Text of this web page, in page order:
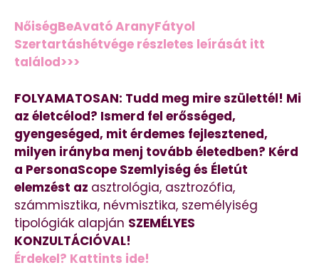
NőiségBeAvató AranyFátyol
Szertartáshétvége részletes leírását itt
találod>>>
FOLYAMATOSAN: Tudd meg mire születtél! Mi
az életcélod? Ismerd fel erősséged,
gyengeséged, mit érdemes fejlesztened,
milyen irányba menj tovább életedben? Kérd
a PersonaScope Szemlyiség és Életút
elemzést az asztrológia, asztrozófia,
számmisztika, névmisztika, személyiség
tipológiák alapján SZEMÉLYES
KONZULTÁCIÓVAL!
Érdekel? Kattints ide!